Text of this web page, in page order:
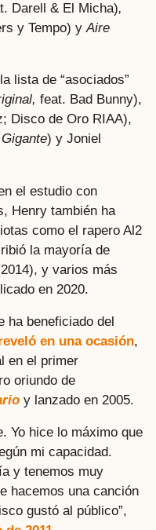
Darell & El Micha),
y Tempo) yAire
lista de “asociados”
feat. Bad Bunny),
Disco de Oro RIAA),
) y Joniel
el estudio con
Henry también ha
como el rapero Al2
la mayoría de
y varios más
en 2020.
ha beneficiado del
en una ocasión,
en el primer
oriundo de
y lanzado en 2005.
Yo hice lo máximo que
mi capacidad.
y tenemos muy
hacemos una canción
gustó al público”,